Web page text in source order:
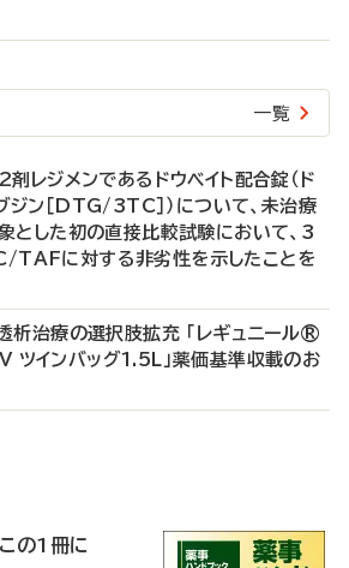
一覧
剤レジメンであるドウベイト配合錠（ド
ジン［DTG/3TC］）について、未治療
とした初の直接比較試験において、3
TAFに対する非劣性を示したことを
治療の選択肢拡充 「レギュニール®
インバッグ1.5L」薬価基準収載のお
の1冊に